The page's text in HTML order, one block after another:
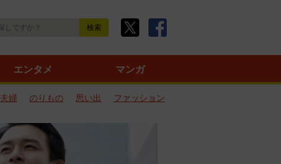
エンタメ マンガ
夫婦 のりもの 思い出
ファッション